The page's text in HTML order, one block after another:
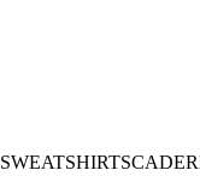
SWEATSHIRTS